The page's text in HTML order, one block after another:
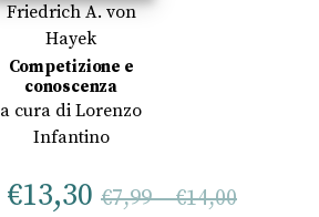
Friedrich A. von
Hayek
Competizione e
conoscenza
a cura di Lorenzo
Infantino
€13,30 €7,99–€14,00